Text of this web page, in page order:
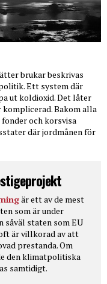
brukar beskrivas
Ett system där
ut koldioxid. Det låter
Bakom alla
och korsvisa
där jordmånen för
är ett av de mest
som är under
såväl staten som EU
är villkorad av att
prestanda. Om
den klimatpolitiska
samtidigt.